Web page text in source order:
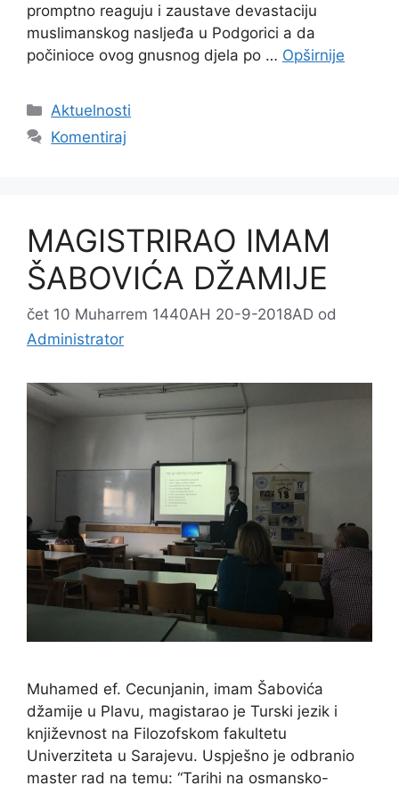
promptno reaguju i zaustave devastaciju
muslimanskog nasljeđa u Podgorici a da
počinioce ovog gnusnog djela po … Opširnije
Kategorije
Aktuelnosti
Komentiraj
MAGISTRIRAO IMAM
ŠABOVIĆA DŽAMIJE
čet 10 Muharrem 1440AH 20-9-2018AD od
Administrator
Muhamed ef. Cecunjanin, imam Šabovića
džamije u Plavu, magistarao je Turski jezik i
književnost na Filozofskom fakultetu
Univerziteta u Sarajevu. Uspješno je odbranio
master rad na temu: “Tarihi na osmansko-